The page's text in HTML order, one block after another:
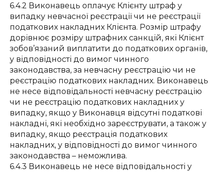
6.4.2 Виконавець оплачує Клієнту штраф у
випадку невчасної реєстрації чи не реєстрації
податкових накладних Клієнта. Розмір штрафу
дорівнює розміру штрафних санкцій, які Клієнт
зобов’язаний виплатити до податкових органів,
у відповідності до вимог чинного
законодавства, за невчасну реєстрацію чи не
реєстрацію податкових накладних. Виконавець
не несе відповідальності невчасну реєстрацію
чи не реєстрацію податкових накладних у
випадку, якщо у Виконавця відсутні податкові
накладні, які необхідно зареєструвати, а також у
випадку, якщо реєстрація податкових
накладних, у відповідності до вимог чинного
законодавства – неможлива.
6.4.3 Виконавець не несе відповідальності у